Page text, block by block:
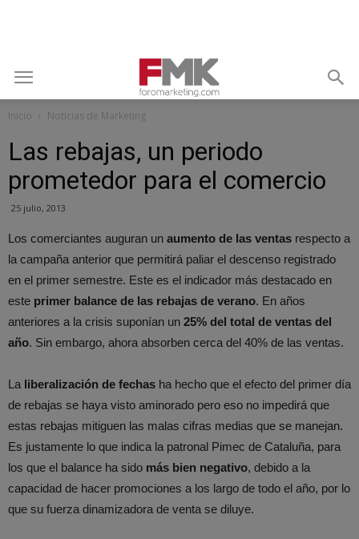
Inicio Noticias de Marketing
Las rebajas, un periodo
prometedor para el comercio
25 julio, 2013
Los comerciantes auguran un aumento de las ventas respecto a
la campaña anterior que permitirá paliar el descenso registrado
en el primer semestre. Este es el indicador más destacado en
este primer balance de las rebajas de verano. En años
anteriores a la crisis suponían un 25% del total de ventas del
año. Sin embargo, ahora absorben cerca del 40% de las ventas.
La liberalización de fechas ha hecho que el efecto del primer día
de rebajas se haya visto aminorado pero eso no impedirá que
estas rebajas mitiguen las malas cifras medias que se manejan.
Es justamente lo que indica la patronal Pimec de Cataluña, para
los que el balance ha sido más bien negativo, debido a la
capacidad de hacer promociones a los largo de todo el año, por lo
que su fuerza dinamizadora de venta se diluye.